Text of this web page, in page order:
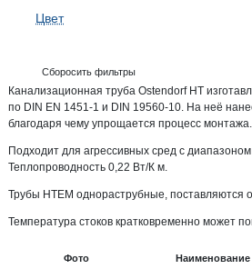
Цвет
Сборосить фильтры
Канализационная труба Ostendorf HT
по DIN EN 1451-1 и DIN 19560-10. На неё
благодаря чему упрощается процесс монтажа.
Подходит для агрессивных сред с
Теплопроводность 0,22 Вт/К м.
Трубы HTEM однораструбные, поставляются
Температура стоков кратковременно может
Фото Наименование